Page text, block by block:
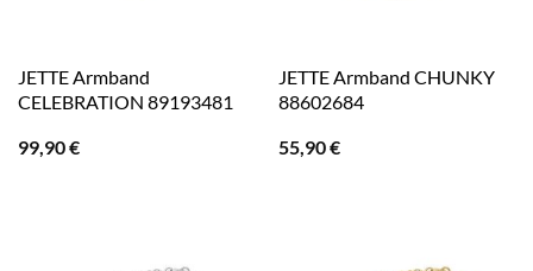
JETTE Armband
CELEBRATION 89193481
99,90€
JETTE Armband CHUNKY
88602684
55,90€